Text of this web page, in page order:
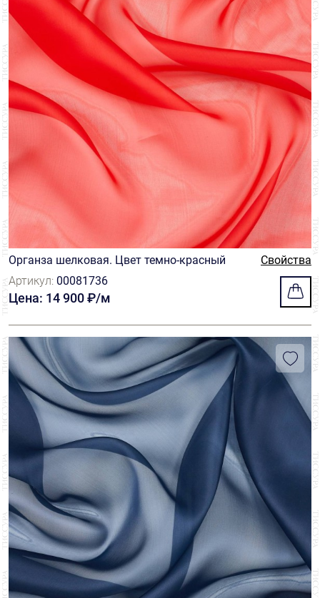
Органза шелковая. Цвет темно-красный
Свойства
Артикул: 00081736
Цена: 14 900 ₽/м